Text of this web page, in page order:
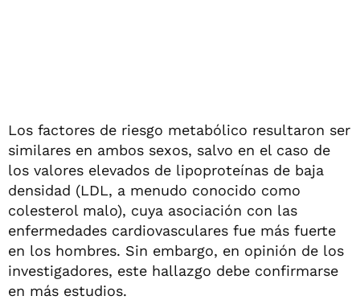
Los factores de riesgo metabólico resultaron ser
similares en ambos sexos, salvo en el caso de
los valores elevados de lipoproteínas de baja
densidad (LDL, a menudo conocido como
colesterol malo), cuya asociación con las
enfermedades cardiovasculares fue más fuerte
en los hombres. Sin embargo, en opinión de los
investigadores, este hallazgo debe confirmarse
en más estudios.